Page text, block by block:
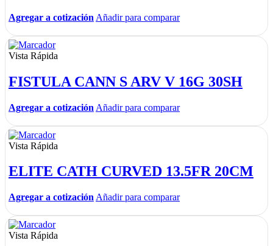
Agregar a cotización Añadir para comparar
Vista Rápida
FISTULA CANN S ARV V 16G 30SH
Agregar a cotización Añadir para comparar
Vista Rápida
ELITE CATH CURVED 13.5FR 20CM
Agregar a cotización Añadir para comparar
Vista Rápida